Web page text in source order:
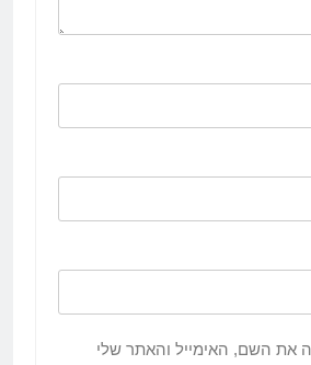
את השם, האימייל והאתר שלי